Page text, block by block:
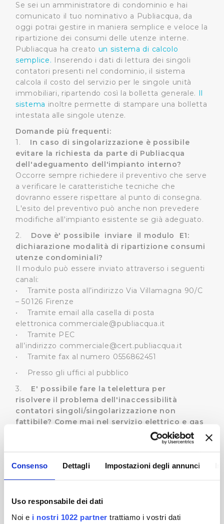
Consenso Dettagli Impostazioni degli annunci
Uso responsabile dei dati
Noi e i nostri 1022 partner trattiamo i vostri dati
Se sei un amministratore di condominio e hai
comunicato il tuo nominativo a Publiacqua, da
oggi potrai gestire in maniera semplice e veloce la
ripartizione dei consumi delle utenze interne.
Publiacqua ha creato un sistema di calcolo
semplice. Inserendo i dati di lettura dei singoli
contatori presenti nel condominio, il sistema
calcola il costo del servizio per le singole unità
immobiliari, ripartendo così la bolletta generale. Il
sistema inoltre permette di stampare una bolletta
intestata alle singole utenze.
Domande più frequenti:
1. In caso di singolarizzazione è possibile
evitare la richiesta da parte di Publiacqua
dell'adeguamento dell'impianto interno?
Occorre sempre richiedere il preventivo che serve
a verificare le caratteristiche tecniche che
dovranno essere rispettare al punto di consegna.
L'esito del preventivo può anche non prevedere
modifiche all'impianto esistente se già adeguato.
2.
Dove è' possibile inviare il modulo E1:
dichiarazione modalità di ripartizione consumi
utenze condominiali?
Il modulo può essere inviato attraverso i seguenti
canali:
• Tramite posta all’indirizzo Via Villamagna 90/C
– 50126 Firenze
• Tramite email alla casella di posta
elettronica commerciale@publiacqua.it
• Tramite PEC
all’indirizzo commerciale@cert.publiacqua.it
• Tramite fax al numero 0556862451
• Presso gli uffici al pubblico
3. E' possibile fare la telelettura per
risolvere il problema dell'inaccessibilità
contatori singoli/singolarizzazione non
fattibile? Come mai nel servizio elettrico e gas
viene fatta la telelettura? Perché Publiacqua
non può fare i contratti con i singoli
condomini?
I servizi elettrico e gas stanno già attuando la
disciplina la telelettura. Tuttavia Publiacqua sta
contatori con contratto di fornitura diretto ed